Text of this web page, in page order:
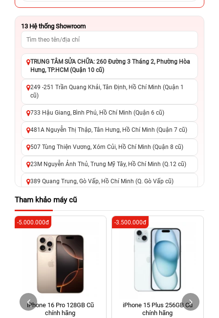
13 Hệ thống Showroom
TRUNG TÂM SỬA CHỮA: 260 Đường 3 Tháng 2, Phường Hòa
Hưng, TP.HCM (Quận 10 cũ)
249 -251 Trần Quang Khải, Tân Định, Hồ Chí Minh (Quận 1
cũ)
733 Hậu Giang, Bình Phú, Hồ Chí Minh (Quận 6 cũ)
481A Nguyễn Thị Thập, Tân Hưng, Hồ Chí Minh (Quận 7 cũ)
507 Tùng Thiện Vương, Xóm Củi, Hồ Chí Minh (Quận 8 cũ)
23M Nguyễn Ảnh Thủ, Trung Mỹ Tây, Hồ Chí Minh (Q.12 cũ)
389 Quang Trung, Gò Vấp, Hồ Chí Minh (Q. Gò Vấp cũ)
625 - 625A Âu Cơ, Tân Phú, Hồ Chí Minh (Quận Tân Phú cũ)
326 Lê Văn Việt, Tăng Nhơn Phú, Hồ Chí Minh (Q.9 TP. Thủ
Đức cũ)
256 Võ Văn Ngân, Thủ Đức, Hồ Chí Minh (Bình Thọ, TP. Thủ
Đức Cũ)
70 Nguyễn An Ninh, Dĩ An, Hồ Chí Minh (Bình Dương Cũ)
24h Vũng Tàu: 162A Ba Cu, Vũng Tàu, Hồ Chí Minh (TP. Vũng
Tàu cũ)
198 Hoàng Văn Thụ, Tân Sơn Nhất, Hồ Chí Minh (Tân Bình
Tham khảo máy cũ
iPhone 16 Pro 128GB Cũ
chính hãng
-5.000.000đ
iPhone 15 Plus 256GB Cũ
chính hãng
-3.500.000đ